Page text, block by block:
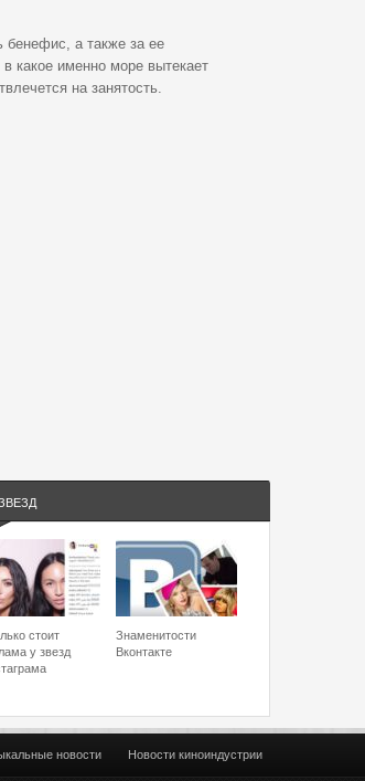
бенефис, а также за ее
какое именно море вытекает
на занятость.
стоит
у звезд
Знаменитости
Вконтакте
новости Новости киноиндустрии